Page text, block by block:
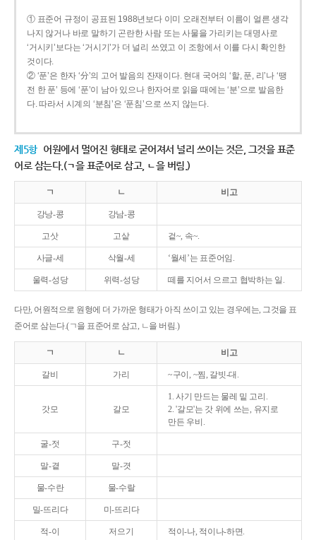
① 표준어 규정이 공표된 1988년보다 이미 오래전부터 이름이 얼른 생각
나지 않거나 바로 말하기 곤란한 사람 또는 사물을 가리키는 대명사로
‘거시키’보다는 ‘거시기’가 더 널리 쓰였고 이 조항에서 이를 다시 확인한
것이다.
② ‘푼’은 한자 ‘分’의 고어 발음의 잔재이다. 현대 국어의 ‘할, 푼, 리’나 ‘땡
전 한 푼’ 등에 ‘푼’이 남아 있으나 한자어로 읽을 때에는 ‘분’으로 발음한
다. 따라서 시계의 ‘분침’은 ‘푼침’으로 쓰지 않는다.
제5항 어원에서 멀어진 형태로 굳어져서 널리 쓰이는 것은, 그것을 표준
어로 삼는다.(ㄱ을 표준어로 삼고, ㄴ을 버림.)
ㄱ ㄴ 비고
강낭-콩 강남-콩
고삿 고샅 겉~, 속~.
사글-세 삭월-세 ‘월세’는 표준어임.
울력-성당 위력-성당 떼를 지어서 으르고 협박하는 일.
다만, 어원적으로 원형에 더 가까운 형태가 아직 쓰이고 있는 경우에는, 그것을 표
준어로 삼는다.(ㄱ을 표준어로 삼고, ㄴ을 버림.)
ㄱ ㄴ 비고
갈비 가리 ~구이, ~찜, 갈빗-대.
갓모 갈모
1. 사기 만드는 물레 밑 고리.
2. '갈모'는 갓 위에 쓰는, 유지로
만든 우비.
굴-젓 구-젓
말-곁 말-겻
물-수란 물-수랄
밀-뜨리다 미-뜨리다
적-이 저으기 적이-나, 적이나-하면.